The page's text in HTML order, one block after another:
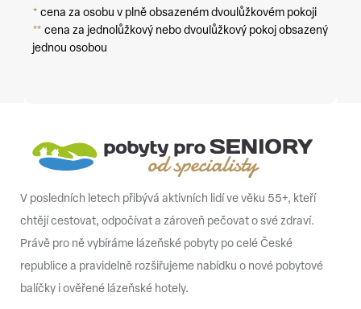
* cena za osobu v plně obsazeném dvoulůžkovém pokoji
** cena za jednolůžkový nebo dvoulůžkový pokoj obsazený
jednou osobou
V posledních letech přibývá aktivních lidí ve věku 55+, kteří
chtějí cestovat, odpočívat a zároveň pečovat o své zdraví.
Právě pro ně vybíráme lázeňské pobyty po celé České
republice a pravidelně rozšiřujeme nabídku o nové pobytové
balíčky i ověřené lázeňské hotely.